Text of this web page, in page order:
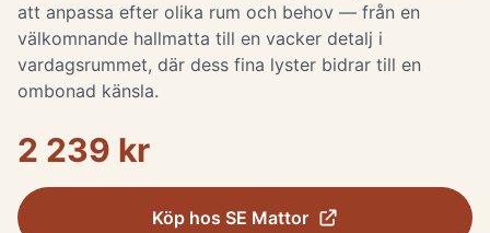
att anpassa efter olika rum och behov — från en
välkomnande hallmatta till en vacker detalj i
vardagsrummet, där dess fina lyster bidrar till en
ombonad känsla.
2 239 kr
Köp hos SE Mattor